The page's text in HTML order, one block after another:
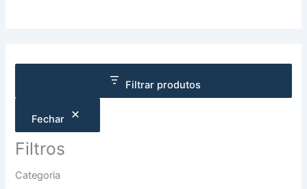
Filtrar produtos
Fechar
Filtros
Categoria